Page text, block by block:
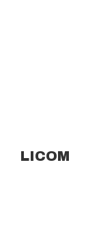
LICOM